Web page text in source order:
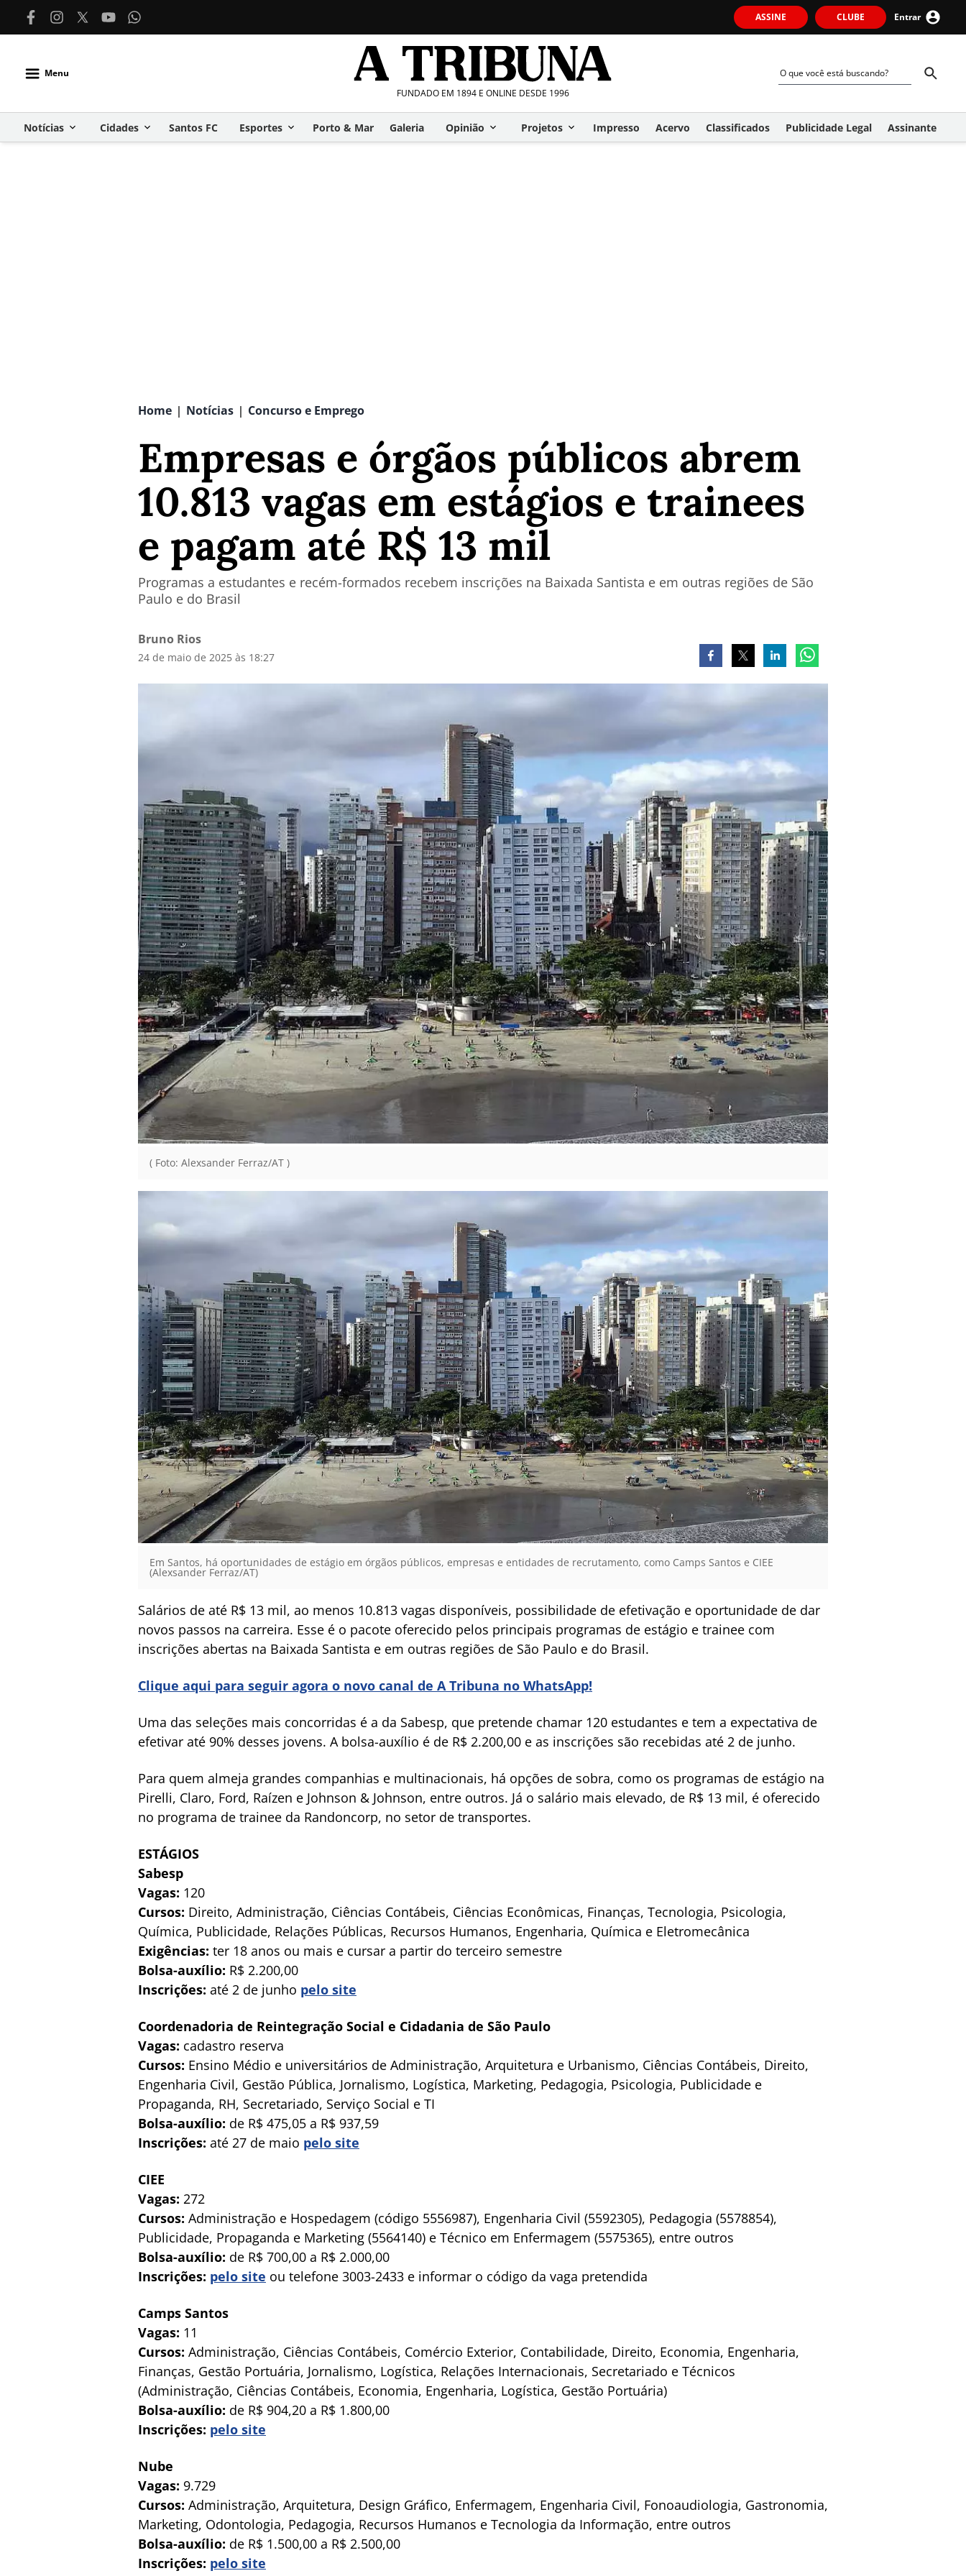
ASSINE CLUBE Entrar
Menu
FUNDADO EM 1894 E ONLINE DESDE 1996
Notícias Cidades Santos FC Esportes Porto & Mar Galeria Opinião Projetos Impresso Acervo Classificados Publicidade Legal Assinante
Home | Notícias | Concurso e Emprego
Empresas e órgãos públicos abrem
10.813 vagas em estágios e trainees
e pagam até R$ 13 mil
Programas a estudantes e recém-formados recebem inscrições na Baixada Santista e em outras regiões de São
Paulo e do Brasil
Bruno Rios
24 de maio de 2025 às 18:27
( Foto: Alexsander Ferraz/AT )
Em Santos, há oportunidades de estágio em órgãos públicos, empresas e entidades de recrutamento, como Camps Santos e CIEE
(Alexsander Ferraz/AT)
Salários de até R$ 13 mil, ao menos 10.813 vagas disponíveis, possibilidade de efetivação e oportunidade de dar
novos passos na carreira. Esse é o pacote oferecido pelos principais programas de estágio e trainee com
inscrições abertas na Baixada Santista e em outras regiões de São Paulo e do Brasil.
Clique aqui para seguir agora o novo canal de A Tribuna no WhatsApp!
Uma das seleções mais concorridas é a da Sabesp, que pretende chamar 120 estudantes e tem a expectativa de
efetivar até 90% desses jovens. A bolsa-auxílio é de R$ 2.200,00 e as inscrições são recebidas até 2 de junho.
Para quem almeja grandes companhias e multinacionais, há opções de sobra, como os programas de estágio na
Pirelli, Claro, Ford, Raízen e Johnson & Johnson, entre outros. Já o salário mais elevado, de R$ 13 mil, é oferecido
no programa de trainee da Randoncorp, no setor de transportes.
ESTÁGIOS
Sabesp
Vagas: 120
Cursos: Direito, Administração, Ciências Contábeis, Ciências Econômicas, Finanças, Tecnologia, Psicologia,
Química, Publicidade, Relações Públicas, Recursos Humanos, Engenharia, Química e Eletromecânica
Exigências: ter 18 anos ou mais e cursar a partir do terceiro semestre
Bolsa-auxílio: R$ 2.200,00
Inscrições: até 2 de junho pelo site
Coordenadoria de Reintegração Social e Cidadania de São Paulo
Vagas: cadastro reserva
Cursos: Ensino Médio e universitários de Administração, Arquitetura e Urbanismo, Ciências Contábeis, Direito,
Engenharia Civil, Gestão Pública, Jornalismo, Logística, Marketing, Pedagogia, Psicologia, Publicidade e
Propaganda, RH, Secretariado, Serviço Social e TI
Bolsa-auxílio: de R$ 475,05 a R$ 937,59
Inscrições: até 27 de maio pelo site
CIEE
Vagas: 272
Cursos: Administração e Hospedagem (código 5556987), Engenharia Civil (5592305), Pedagogia (5578854),
Publicidade, Propaganda e Marketing (5564140) e Técnico em Enfermagem (5575365), entre outros
Bolsa-auxílio: de R$ 700,00 a R$ 2.000,00
Inscrições: pelo site ou telefone 3003-2433 e informar o código da vaga pretendida
Camps Santos
Vagas: 11
Cursos: Administração, Ciências Contábeis, Comércio Exterior, Contabilidade, Direito, Economia, Engenharia,
Finanças, Gestão Portuária, Jornalismo, Logística, Relações Internacionais, Secretariado e Técnicos
(Administração, Ciências Contábeis, Economia, Engenharia, Logística, Gestão Portuária)
Bolsa-auxílio: de R$ 904,20 a R$ 1.800,00
Inscrições: pelo site
Nube
Vagas: 9.729
Cursos: Administração, Arquitetura, Design Gráfico, Enfermagem, Engenharia Civil, Fonoaudiologia, Gastronomia,
Marketing, Odontologia, Pedagogia, Recursos Humanos e Tecnologia da Informação, entre outros
Bolsa-auxílio: de R$ 1.500,00 a R$ 2.500,00
Inscrições: pelo site